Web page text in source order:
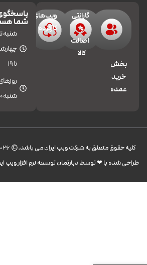
بخش
خرید
عمده
گارانتی
و
اصالت
کالا
ویپ‌های
کارکرده
شما
شنبه تا
تا 19
شنبه 10 تا 17
کليه حقوق متعلق به شرکت ویپ ایران می باشد.© 2026
طراحی شده با ❤︎ توسط دپارتمان توسعه نرم افزار ویپ